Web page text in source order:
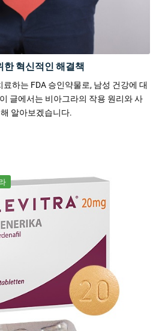
한 혁신적인 해결책
하는 FDA 승인약물로, 남성 건강에 대
글에서는 비아그라의 작용 원리와 사
알아보겠습니다.